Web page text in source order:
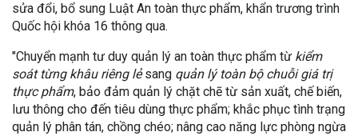
sửa đổi, bổ sung Luật An toàn thực phẩm, khẩn trương trình
Quốc hội khóa 16 thông qua.
"Chuyển mạnh tư duy quản lý an toàn thực phẩm từ kiểm
soát từng khâu riêng lẻsang quản lý toàn bộ chuỗi giá trị
thực phẩm, bảo đảm quản lý chặt chẽ từ sản xuất, chế biến,
lưu thông cho đến tiêu dùng thực phẩm; khắc phục tình trạng
quản lý phân tán, chồng chéo; nâng cao năng lực phòng ngừa